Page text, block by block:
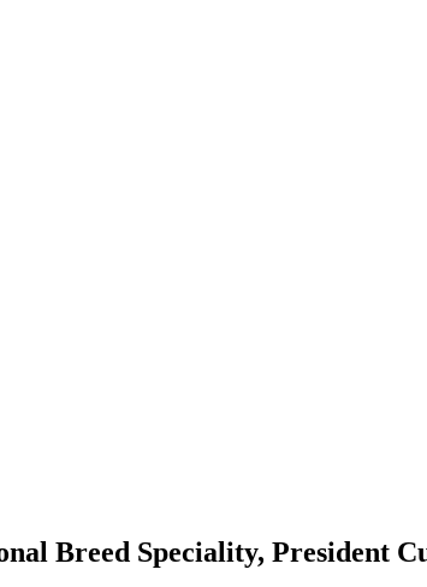
Breed Speciality, President